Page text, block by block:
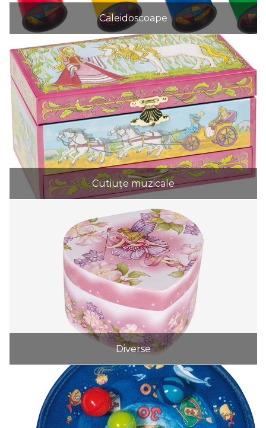
Caleidoscoape
Cutiuțe muzicale
Diverse